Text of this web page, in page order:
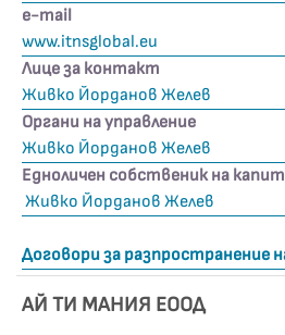
е-mail
www.itnsglobal.eu
Лице за контакт
Живко Йорданов Желев
Органи на управление
Живко Йорданов Желев
Едноличен собственик на
Живко Йорданов Желев
Договори за разпространение
АЙ ТИ МАНИЯ ЕООД